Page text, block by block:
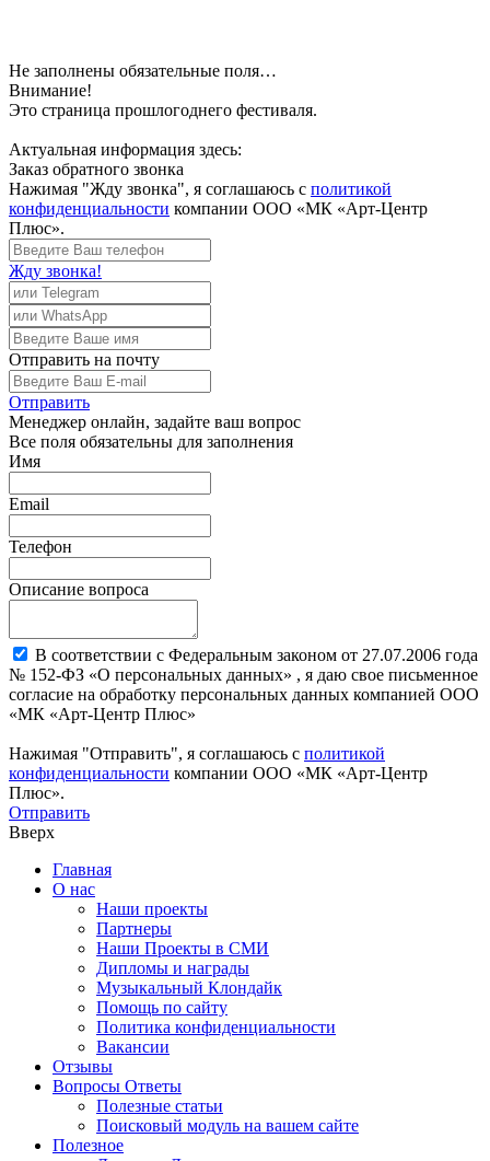
Не заполнены обязательные поля…
Внимание!
Это страница прошлогоднего фестиваля.
Актуальная информация здесь:
Заказ обратного звонка
Нажимая "Жду звонка", я соглашаюсь с политикой
конфиденциальности компании ООО «МК «Арт-Центр
Плюс».
Жду звонка!
Отправить на почту
Отправить
Менеджер онлайн, задайте ваш вопрос
Все поля обязательны для заполнения
Имя
Email
Телефон
Описание вопроса
В соответствии с Федеральным законом от 27.07.2006 года
№ 152-ФЗ «О персональных данных» , я даю свое письменное
согласие на обработку персональных данных компанией ООО
«МК «Арт-Центр Плюс»
Нажимая "Отправить", я соглашаюсь с политикой
конфиденциальности компании ООО «МК «Арт-Центр
Плюс».
Отправить
Вверх
Главная
О нас
Наши проекты
Партнеры
Наши Проекты в СМИ
Дипломы и награды
Музыкальный Клондайк
Помощь по сайту
Политика конфиденциальности
Вакансии
Отзывы
Вопросы Ответы
Полезные статьи
Поисковый модуль на вашем сайте
Полезное